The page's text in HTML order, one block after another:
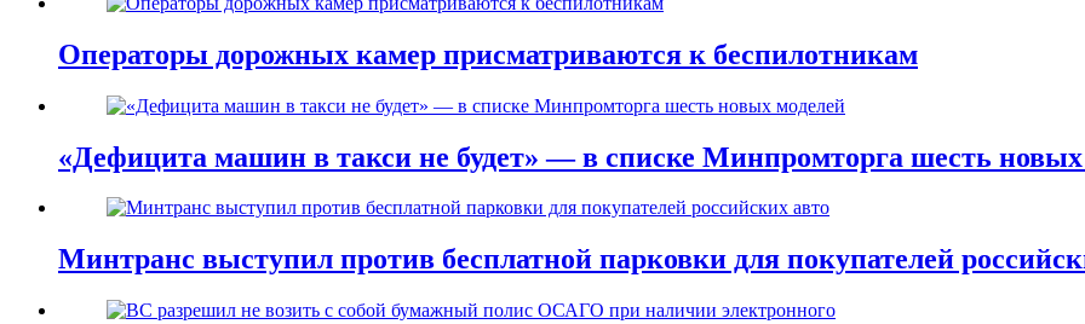
Операторы дорожных камер присматриваются к беспилотникам
«Дефицита машин в такси не будет» — в списке Минпромторга шесть новых
Минтранс выступил против бесплатной парковки для покупателей